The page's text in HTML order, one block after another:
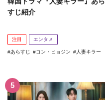
すじ紹介
注目 エンタメ
あらすじ コン・ヒョジン 人妻キラー